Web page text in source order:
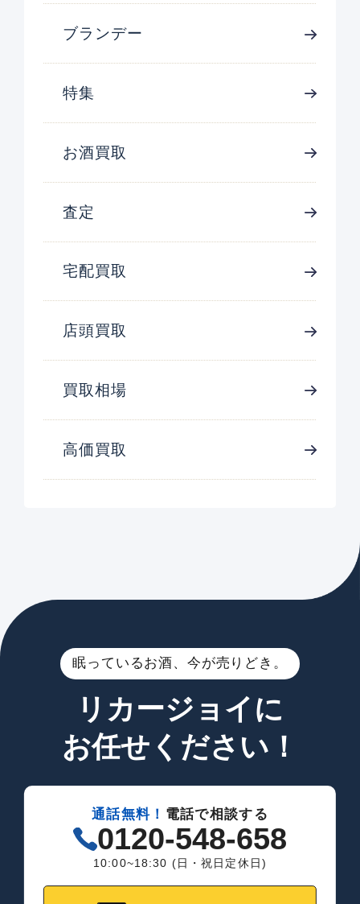
ブランデー
特集
お酒買取
査定
宅配買取
店頭買取
買取相場
高価買取
眠っているお酒、今が売りどき。
リカージョイに
お任せください！
通話無料！ 電話で相談する
0120-548-658
10:00~18:30 (日・祝日定休日)